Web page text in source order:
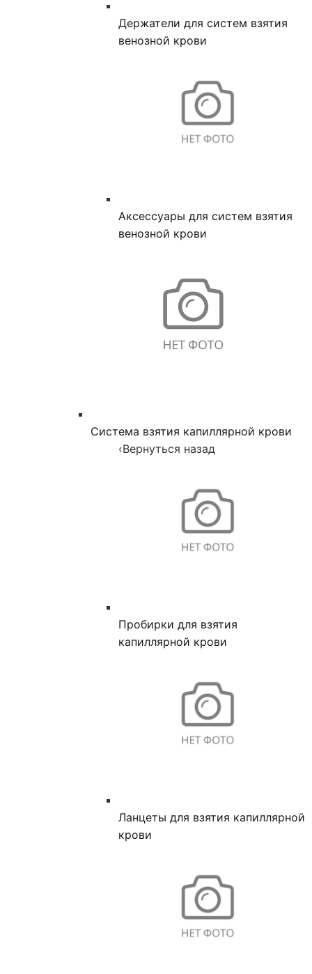
Держатели для систем взятия
венозной крови
Аксессуары для систем взятия
венозной крови
Система взятия капиллярной крови
‹Вернуться назад
Пробирки для взятия
капиллярной крови
Ланцеты для взятия капиллярной
крови